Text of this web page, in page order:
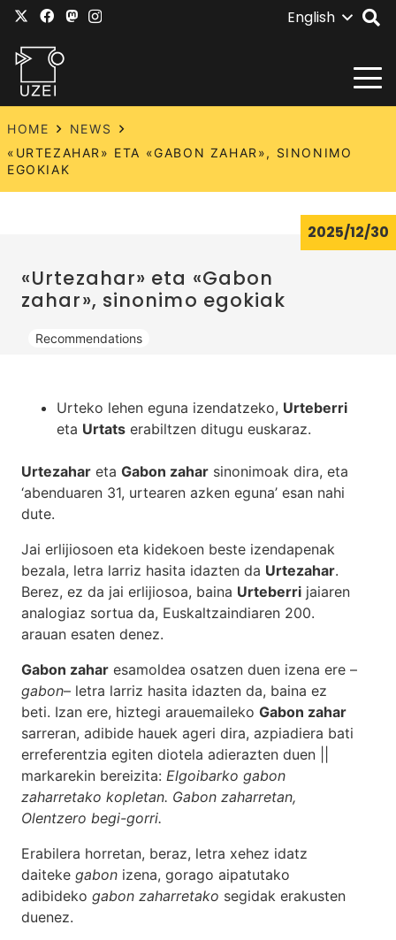
English
HOME
NEWS
«URTEZAHAR» ETA «GABON ZAHAR», SINONIMO
EGOKIAK
«Urtezahar» eta «Gabon
zahar», sinonimo egokiak
Recommendations
2025/12/30
Urteko lehen eguna izendatzeko, Urteberri
eta Urtats erabiltzen ditugu euskaraz.
Urtezahar eta Gabon zahar sinonimoak dira, eta
‘abenduaren 31, urtearen azken eguna’ esan nahi
dute.
Jai erlijiosoen eta kidekoen beste izendapenak
bezala, letra larriz hasita idazten da Urtezahar.
Berez, ez da jai erlijiosoa, baina Urteberri jaiaren
analogiaz sortua da, Euskaltzaindiaren 200.
arauan esaten denez.
Gabon zahar esamoldea osatzen duen izena ere –
gabon– letra larriz hasita idazten da, baina ez
beti. Izan ere, hiztegi arauemaileko Gabon zahar
sarreran, adibide hauek ageri dira, azpiadiera bati
erreferentzia egiten diotela adierazten duen ||
markarekin bereizita: Elgoibarko gabon
zaharretako kopletan. Gabon zaharretan,
Olentzero begi-gorri.
Erabilera horretan, beraz, letra xehez idatz
daiteke gabon izena, gorago aipatutako
adibideko gabon zaharretako segidak erakusten
duenez.